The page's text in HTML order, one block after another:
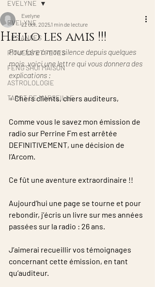
EVELYNE
LES ANGES
RITUELS ET FETES
FENG SHUI MAISON
ASTROLOLOGIE
TAROT DE MARSEILLE
EVELYNE
Hello les amis !!!
Evelyne
22 oct. 20251 min de lecture
Pour faire à mon silence depuis quelques
mois, voici une lettre qui vous donnera des
explications :
« Chers clients, chers auditeurs,
​​Comme vous le savez mon émission de
radio sur Perrine Fm est arrêtée
DEFINITIVEMENT, une décision de
l’Arcom.
​​Ce fût une aventure extraordinaire !!
​​Aujourd’hui une page se tourne et pour
rebondir, j’écris un livre sur mes années
passées sur la radio : 26 ans.
​​J’aimerai recueillir vos témoignages
concernant cette émission, en tant
qu’auditeur.